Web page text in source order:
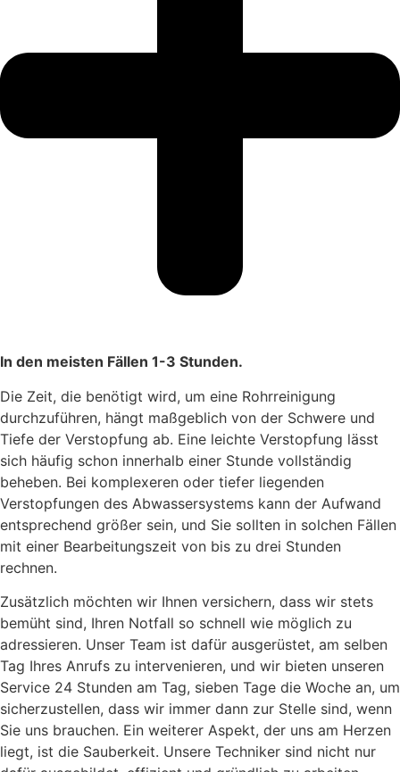
In den meisten Fällen 1-3 Stunden.
Die Zeit, die benötigt wird, um eine Rohrreinigung
durchzuführen, hängt maßgeblich von der Schwere und
Tiefe der Verstopfung ab. Eine leichte Verstopfung lässt
sich häufig schon innerhalb einer Stunde vollständig
beheben. Bei komplexeren oder tiefer liegenden
Verstopfungen des Abwassersystems kann der Aufwand
entsprechend größer sein, und Sie sollten in solchen Fällen
mit einer Bearbeitungszeit von bis zu drei Stunden
rechnen.
Zusätzlich möchten wir Ihnen versichern, dass wir stets
bemüht sind, Ihren Notfall so schnell wie möglich zu
adressieren. Unser Team ist dafür ausgerüstet, am selben
Tag Ihres Anrufs zu intervenieren, und wir bieten unseren
Service 24 Stunden am Tag, sieben Tage die Woche an, um
sicherzustellen, dass wir immer dann zur Stelle sind, wenn
Sie uns brauchen. Ein weiterer Aspekt, der uns am Herzen
liegt, ist die Sauberkeit. Unsere Techniker sind nicht nur